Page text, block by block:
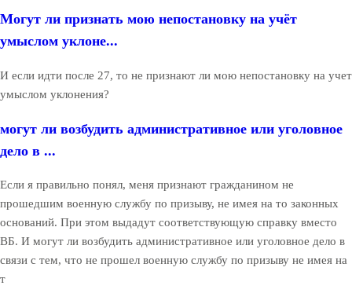
Могут ли признать мою непостановку на учёт
умыслом уклоне...
И если идти после 27, то не признают ли мою непостановку на учет
умыслом уклонения?
могут ли возбудить административное или уголовное
дело в ...
Если я правильно понял, меня признают гражданином не
прошедшим военную службу по призыву, не имея на то законных
оснований. При этом выдадут соответствующую справку вместо
ВБ. И могут ли возбудить административное или уголовное дело в
связи с тем, что не прошел военную службу по призыву не имея на
т